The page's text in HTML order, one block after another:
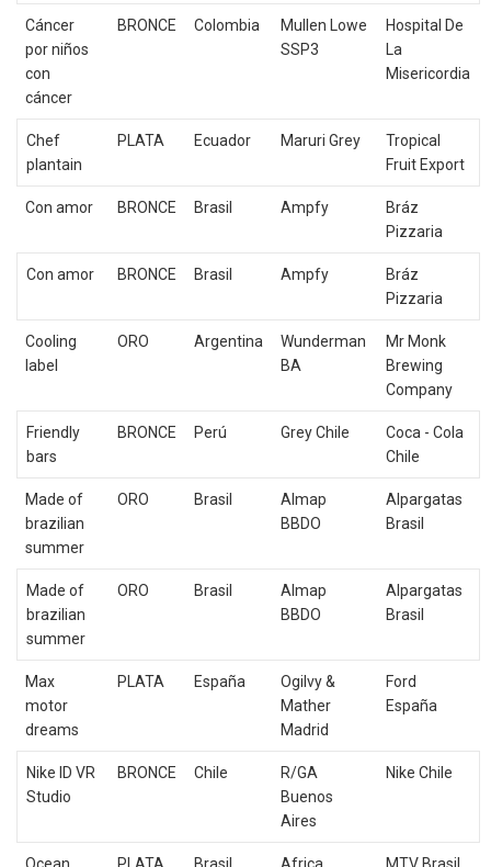
Cáncer
por niños
con
cáncer
BRONCE Colombia
Mullen Lowe
SSP3
Hospital De
La
Misericordia
Chef
plantain
PLATA Ecuador Maruri Grey
Tropical
Fruit Export
Con amor BRONCE Brasil Ampfy
Bráz
Pizzaria
Con amor BRONCE Brasil Ampfy
Bráz
Pizzaria
Cooling
label
ORO Argentina
Wunderman
BA
Mr Monk
Brewing
Company
Friendly
bars
BRONCE Perú Grey Chile
Coca - Cola
Chile
Made of
brazilian
summer
ORO Brasil
Almap
BBDO
Alpargatas
Brasil
Made of
brazilian
summer
ORO Brasil
Almap
BBDO
Alpargatas
Brasil
Max
motor
dreams
PLATA España
Ogilvy &
Mather
Madrid
Ford
España
Nike ID VR
Studio
BRONCE Chile
R/GA
Buenos
Aires
Nike Chile